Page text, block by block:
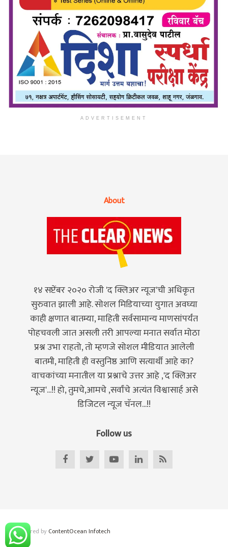
ADVERTISEMENT
About
१४ सप्टेंबर २०२० रोजी 'द क्लिअर न्यूज'ची अधिकृत
सुरुवात झाली आहे. सोशल मिडियाच्या युगात अवघ्या
काही क्षणात बातम्या, माहिती सर्वसामान्य माणसांपर्यंत
पोहचवली जात असली तरी आपल्या मनात सर्वात मोठा
प्रश्न उभा राहतो, तो म्हणजे सोशल मीडियात आलेली
बातमी, माहिती ही वस्तुनिष्ठ आणि सत्यार्थी आहे का?
वाचकांच्या मनातील या प्रश्नाचे उत्तर आहे ,'द क्लिअर
न्यूज'...!! हो, तुमचे,आमचे ,सर्वांचे अत्यंत विश्वासार्ह असे
डिजिटल न्यूज चॅनल...!!
Follow us
© . Powered by ContentOcean Infotech